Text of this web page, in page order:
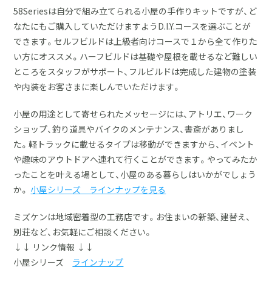
58Seriesは自分で組み立てられる小屋の手作りキットですが、ど
なたにもご購入していただけますようD.I.Y.コースを選ぶことが
できます。セルフビルドは上級者向けコースで１から全て作りた
い方にオススメ。ハーフビルドは基礎や屋根を載せるなど難しい
ところをスタッフがサポート、フルビルドは完成した建物の塗装
や内装をお客さまに楽しんでいただけます。
小屋の用途として寄せられたメッセージには、アトリエ、ワーク
ショップ、釣り道具やバイクのメンテナンス、書斎がありまし
た。軽トラックに載せるタイプは移動ができますから、イベント
や趣味のアウトドアへ連れて行くことができます。やってみたか
ったことを叶える場として、小屋のある暮らしはいかがでしょう
か。 小屋シリーズ ラインナップを見る
ミズケンは地域密着型の工務店です。お住まいの新築、建替え、
別荘など、お気軽にご相談ください。
↓↓ リンク情報 ↓↓
小屋シリーズ ラインナップ